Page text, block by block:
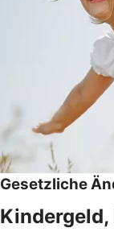
Gesetzliche